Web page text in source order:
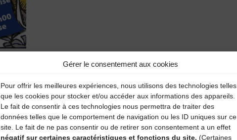
Gérer le consentement aux cookies
Pour offrir les meilleures expériences, nous utilisons des technologies telles
que les cookies pour stocker et/ou accéder aux informations des appareils.
Le fait de consentir à ces technologies nous permettra de traiter des
données telles que le comportement de navigation ou les ID uniques sur ce
site. Le fait de ne pas consentir ou de retirer son consentement a un effet
négatif sur certaines caractéristiques et fonctions du site. (Certaines